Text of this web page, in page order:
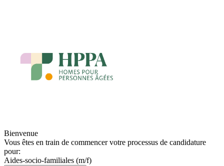
Bienvenue
Vous êtes en train de commencer votre processus de candidature
pour:
Aides-socio-familiales (m/f)